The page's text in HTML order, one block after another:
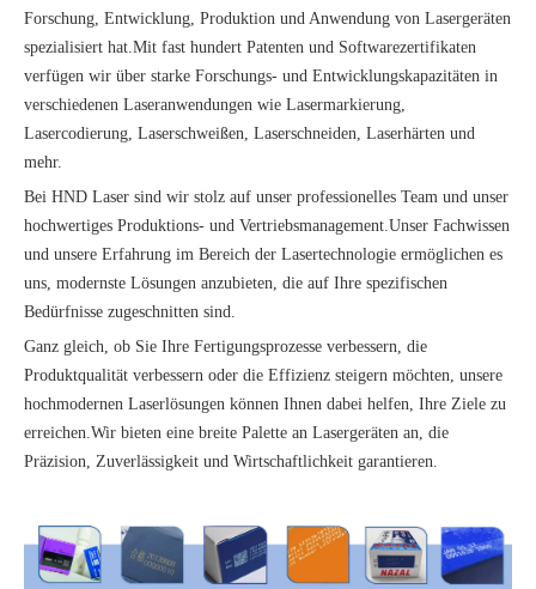
Forschung, Entwicklung, Produktion und Anwendung von Lasergeräten
spezialisiert hat.Mit fast hundert Patenten und Softwarezertifikaten
verfügen wir über starke Forschungs- und Entwicklungskapazitäten in
verschiedenen Laseranwendungen wie Lasermarkierung,
Lasercodierung, Laserschweißen, Laserschneiden, Laserhärten und
mehr.
Bei HND Laser sind wir stolz auf unser professionelles Team und unser
hochwertiges Produktions- und Vertriebsmanagement.Unser Fachwissen
und unsere Erfahrung im Bereich der Lasertechnologie ermöglichen es
uns, modernste Lösungen anzubieten, die auf Ihre spezifischen
Bedürfnisse zugeschnitten sind.
Ganz gleich, ob Sie Ihre Fertigungsprozesse verbessern, die
Produktqualität verbessern oder die Effizienz steigern möchten, unsere
hochmodernen Laserlösungen können Ihnen dabei helfen, Ihre Ziele zu
erreichen.Wir bieten eine breite Palette an Lasergeräten an, die
Präzision, Zuverlässigkeit und Wirtschaftlichkeit garantieren.